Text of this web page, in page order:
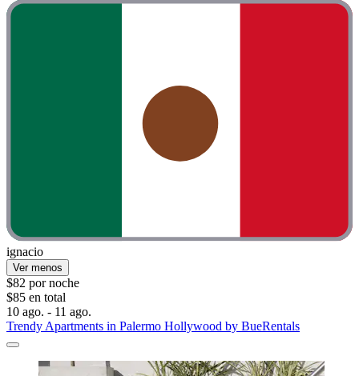
ignacio
Ver menos
$82 por noche
$85 en total
10 ago. - 11 ago.
Trendy Apartments in Palermo Hollywood by BueRentals